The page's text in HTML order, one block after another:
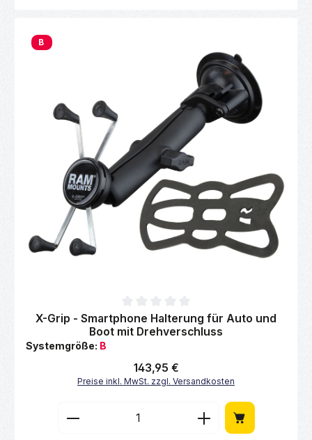
B
Durchschnittliche Bewertung von 0 von 5 Sternen
X-Grip - Smartphone Halterung für Auto und
Boot mit Drehverschluss
Systemgröße: B
Regulärer Preis:
143,95 €
Preise inkl. MwSt. zzgl. Versandkosten
Produkt Anzahl: Gib den gewünschten